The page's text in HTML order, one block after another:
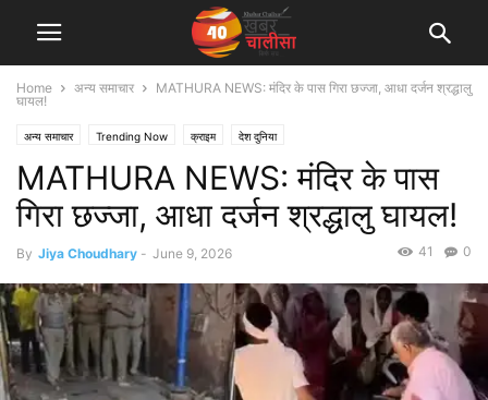
Home अन्य समाचार
MATHURA NEWS: मंदिर के पास गिरा छज्जा, आधा दर्जन श्रद्धालु
घायल!
अन्य समाचार Trending Now क्राइम देश दुनिया
MATHURA NEWS: मंदिर के पास
गिरा छज्जा, आधा दर्जन श्रद्धालु घायल!
By Jiya Choudhary - June 9, 2026 0
41